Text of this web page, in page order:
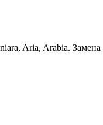
Aria, Arabia. Замена